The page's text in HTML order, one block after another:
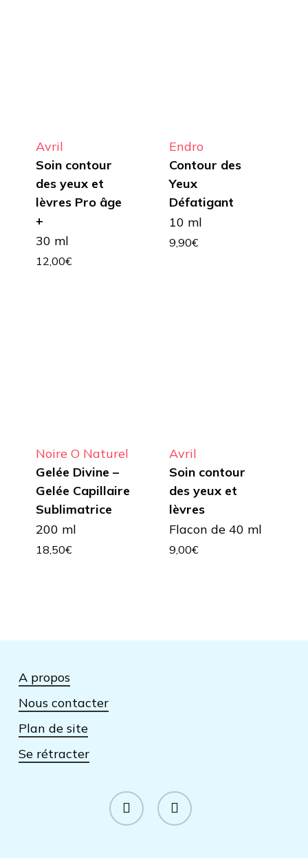
Avril
Soin contour
des yeux et
lèvres Pro âge
+
30 ml
12,00€
Endro
Contour des
Yeux
Défatigant
10 ml
9,90€
Noire O Naturel
Gelée Divine –
Gelée Capillaire
Sublimatrice
200 ml
18,50€
Avril
Soin contour
des yeux et
lèvres
Flacon de 40 ml
9,00€
A propos
Nous contacter
Plan de site
Se rétracter
facebook instagram